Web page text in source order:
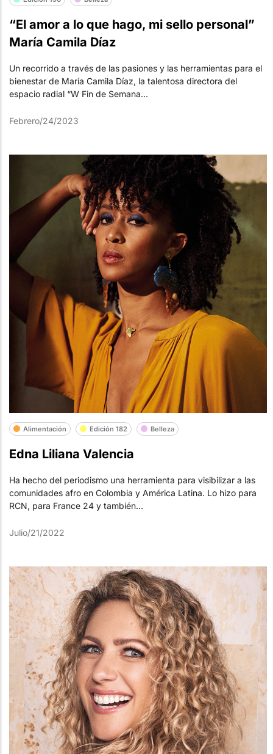
“El amor a lo que hago, mi sello personal”
María Camila Díaz
Un recorrido a través de las pasiones y las herramientas para el
bienestar de María Camila Díaz, la talentosa directora del
espacio radial “W Fin de Semana...
Febrero/24/2023
Alimentación Edición 182 Belleza
Edna Liliana Valencia
Ha hecho del periodismo una herramienta para visibilizar a las
comunidades afro en Colombia y América Latina. Lo hizo para
RCN, para France 24 y también...
Julio/21/2022